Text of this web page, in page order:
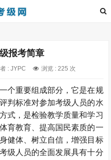
报考简章
: JYPC 浏览 : 225 次
个重要组成部分，它是在规
判标准对参加考级人员的水
式，是检验教学质量和学习
育教育、提高国民素质的一
健体、树立自信，增强目标
级人员的全面发展具有十分